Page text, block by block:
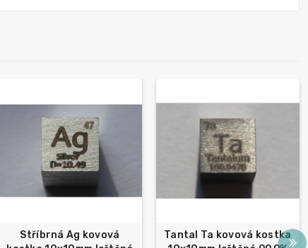
Stříbrná Ag kovová
Tantal Ta kovová kostka